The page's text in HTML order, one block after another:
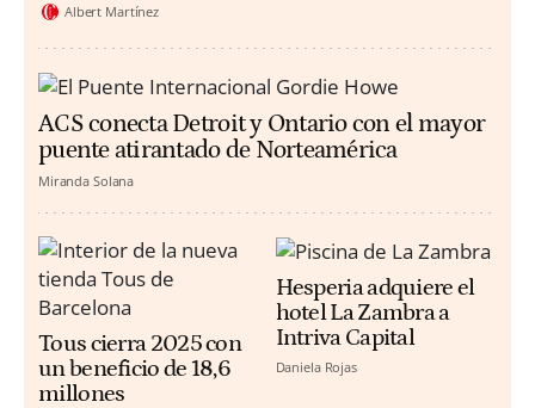
Albert Martínez
ACS conecta Detroit y Ontario con el mayor
puente atirantado de Norteamérica
Miranda Solana
Tous cierra 2025 con
un beneficio de 18,6
millones
Hesperia adquiere el
hotel La Zambra a
Intriva Capital
Daniela Rojas